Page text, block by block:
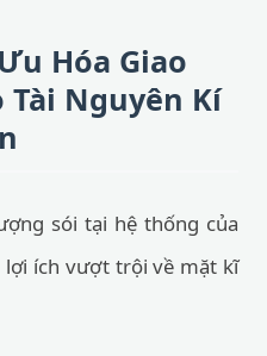
Hóa Giao
Nguyên Kí
sói tại hệ thống của
ích vượt trội về mặt kĩ